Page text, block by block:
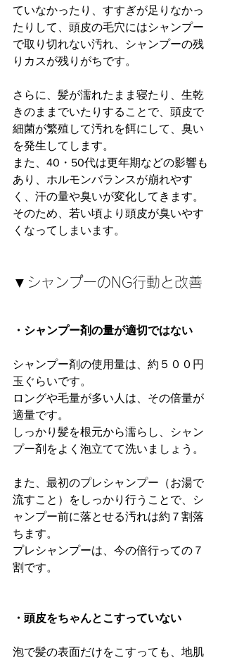
ていなかったり、すすぎが足りなかっ
たりして、頭皮の毛穴にはシャンプー
で取り切れない汚れ、シャンプーの残
りカスが残りがちです。
さらに、髪が濡れたまま寝たり、生乾
きのままでいたりすることで、頭皮で
細菌が繁殖して汚れを餌にして、臭い
を発生してします。
また、40・50代は更年期などの影響も
あり、ホルモンバランスが崩れやす
く、汗の量や臭いが変化してきます。
そのため、若い頃より頭皮が臭いやす
くなってしまいます。
▼シャンプーのNG行動と改善
・シャンプー剤の量が適切ではない
シャンプー剤の使用量は、約５００円
玉ぐらいです。
ロングや毛量が多い人は、その倍量が
適量です。
しっかり髪を根元から濡らし、シャン
プー剤をよく泡立てて洗いましょう。
また、最初のプレシャンプー（お湯で
流すこと）をしっかり行うことで、シ
ャンプー前に落とせる汚れは約７割落
ちます。
プレシャンプーは、今の倍行っての７
割です。
・頭皮をちゃんとこすっていない
泡で髪の表面だけをこすっても、地肌